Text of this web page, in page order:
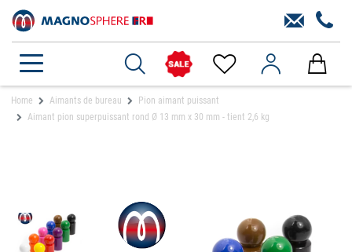
Home Aimants de bureau
Pion aimant puissant
Aimant pion superpuissant rond Ø 13 mm x 30 mm - tient 2,6 kg